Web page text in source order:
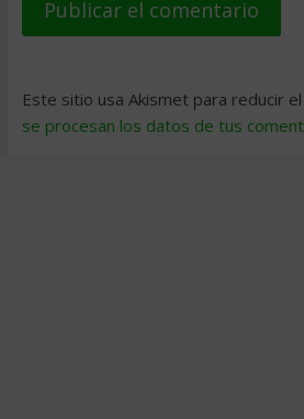
Este sitio usa Akismet para reducir
se procesan los datos de tus